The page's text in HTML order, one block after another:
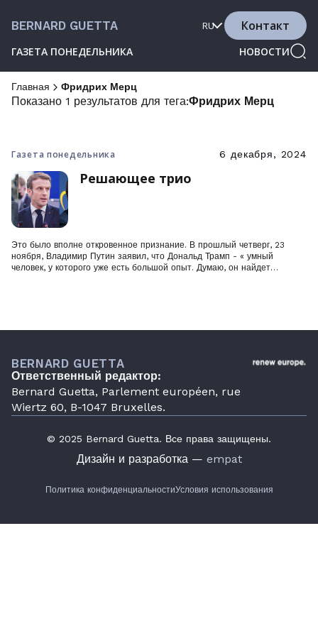
BERNARD GUETTA
ГАЗЕТА ПОНЕДЕЛЬНИКА НОВОСТИ
RU Контакт
Главная Фридрих Мерц
Показано 1 результатов для тега:Фридрих Мерц
Газета понедельника 6 декабря, 2024
Решающее трио
Это было вполне откровенное признание. В прошлый четверг, 23
ноября, Владимир Путин заявил, что Дональд Трамп - « умный
человек, у которого уже есть большой опыт. Думаю, он найдет
BERNARD GUETTA
Ответственный редактор:
Bernard Guetta, Parlement européen, rue
Wiertz 60, B-1047 Bruxelles.
© 2025 Bernard Guetta. Все права защищены.
Дизайн и разработка — empat
Политика конфиденциальностиУсловия использования